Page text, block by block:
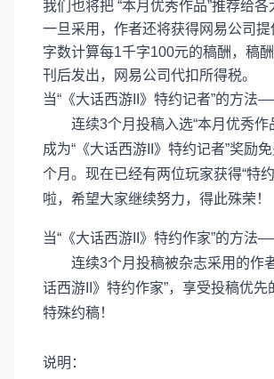
我们也将把 “本月优秀作品”推荐给各
一旦采用，作者还将获得网易公司
字数计算每1千字100元的稿酬，稿
刊后发出，网易公司代扣所得税。
当“《大话西游II》特约记者”的方法
连续3个月投稿入选“本月优秀作
成为“《大话西游II》特约记者”奖励
个月。现在已经有两位玩家获得“特
啦，希望大家继续努力，得此殊
当“《大话西游II》特约作家”的方法
连续3个月投稿被杂志采用的作者
话西游II》特约作家”，享受投稿优先
特殊约稿！
说明：